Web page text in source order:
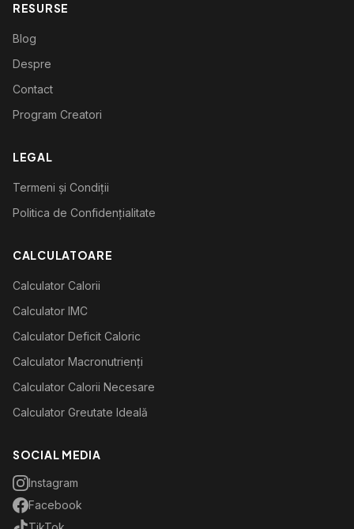
RESURSE
Blog
Despre
Contact
Program Creatori
LEGAL
Termeni și Condiții
Politica de Confidențialitate
CALCULATOARE
Calculator Calorii
Calculator IMC
Calculator Deficit Caloric
Calculator Macronutrienți
Calculator Calorii Necesare
Calculator Greutate Ideală
SOCIAL MEDIA
Instagram
Facebook